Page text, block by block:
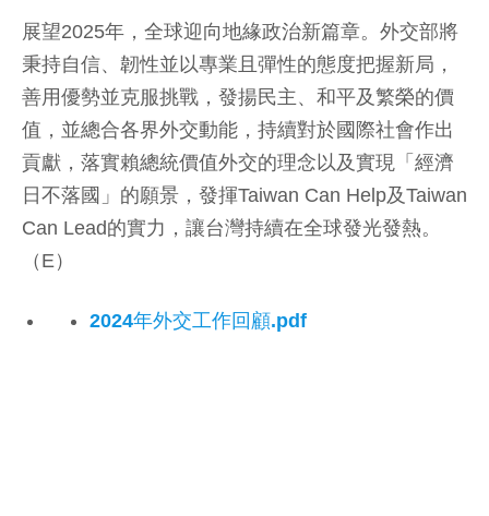
展望2025年，全球迎向地緣政治新篇章。外交部將
秉持自信、韌性並以專業且彈性的態度把握新局，
善用優勢並克服挑戰，發揚民主、和平及繁榮的價
值，並總合各界外交動能，持續對於國際社會作出
貢獻，落實賴總統價值外交的理念以及實現「經濟
日不落國」的願景，發揮Taiwan Can Help及Taiwan
Can Lead的實力，讓台灣持續在全球發光發熱。
（E）
2024年外交工作回顧.pdf